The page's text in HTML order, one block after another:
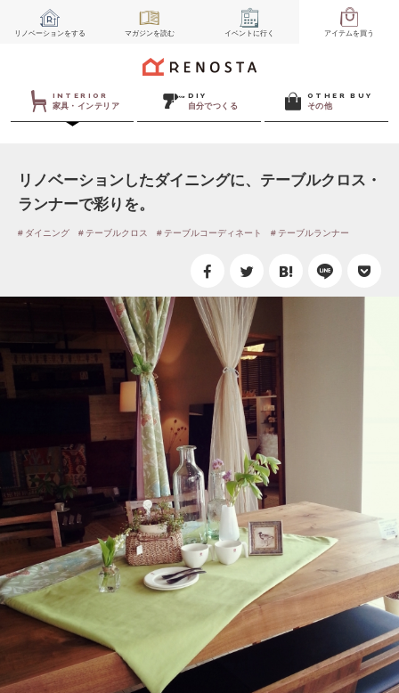
リノベーションをする マガジンを読む イベント に行く アイテムを買う
INTERIOR
家具・インテリア
DIY
自分でつくる
OTHER BUY
その他
リノベーションしたダイニングに、テーブルクロス・
ランナーで彩りを。
ダイニング テーブルクロス テーブルコーディネート テーブルランナー